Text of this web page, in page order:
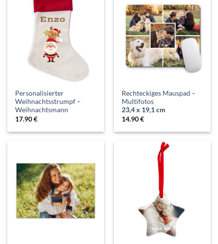
Personalisierter
Weihnachtsstrumpf –
Weihnachtsmann
17.90€
Rechteckiges Mauspad –
Multifotos
23,4 x 19,1 cm
14.90€